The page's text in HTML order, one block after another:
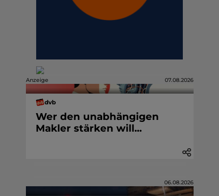
Anzeige 07.08.2026
dvb
Wer den unabhängigen
Makler stärken will...
06.08.2026